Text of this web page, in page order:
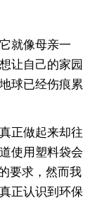
就像母亲一
让自己的家园
球已经伤痕累
正做起来却往
使用塑料袋会
要求，然而我
正认识到环保